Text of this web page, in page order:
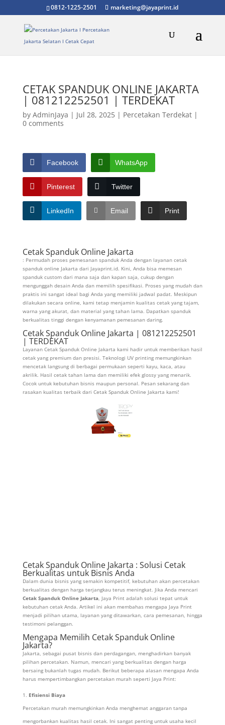
0812-1225-2501 marketing@jayaprint.id
CETAK SPANDUK ONLINE JAKARTA
| 081212252501 | TERDEKAT
by AdminJaya | Jul 28, 2025| Percetakan Terdekat|
0 comments
Facebook WhatsApp
Pinterest Twitter
LinkedIn Email Print
Cetak Spanduk Online Jakarta
: Permudah proses pemesanan spanduk Anda dengan layanan cetak
spanduk online Jakarta dari Jayaprint.id. Kini, Anda bisa memesan
spanduk custom dari mana saja dan kapan saja, cukup dengan
mengunggah desain Anda dan memilih spesifikasi. Proses yang mudah dan
praktis ini sangat ideal bagi Anda yang memiliki jadwal padat. Meskipun
dilakukan secara online, kami tetap menjamin kualitas cetak yang tajam,
warna yang akurat, dan material yang tahan lama. Dapatkan spanduk
berkualitas tinggi dengan kenyamanan pemesanan daring.
Cetak Spanduk Online Jakarta | 081212252501
| TERDEKAT
Layanan Cetak Spanduk Online Jakarta kami hadir untuk memberikan hasil
cetak yang premium dan presisi. Teknologi UV printing memungkinkan
mencetak langsung di berbagai permukaan seperti kayu, kaca, atau
akrilik. Hasil cetak tahan lama dan memiliki efek glossy yang menarik.
Cocok untuk kebutuhan bisnis maupun personal. Pesan sekarang dan
rasakan kualitas terbaik dari Cetak Spanduk Online Jakarta kami!
Cetak Spanduk Online Jakarta : Solusi Cetak
Berkualitas untuk Bisnis Anda
Dalam dunia bisnis yang semakin kompetitif, kebutuhan akan percetakan
berkualitas dengan harga terjangkau terus meningkat. Jika Anda mencari
Cetak Spanduk Online Jakarta, Jaya Print adalah solusi tepat untuk
kebutuhan cetak Anda. Artikel ini akan membahas mengapa Jaya Print
menjadi pilihan utama, layanan yang ditawarkan, cara pemesanan, hingga
testimoni pelanggan.
Mengapa Memilih Cetak Spanduk Online
Jakarta?
Jakarta, sebagai pusat bisnis dan perdagangan, menghadirkan banyak
pilihan percetakan. Namun, mencari yang berkualitas dengan harga
bersaing bukanlah tugas mudah. Berikut beberapa alasan mengapa Anda
harus mempertimbangkan percetakan murah seperti Jaya Print:
Efisiensi Biaya
Percetakan murah memungkinkan Anda menghemat anggaran tanpa
mengorbankan kualitas hasil cetak. Ini sangat penting untuk usaha kecil